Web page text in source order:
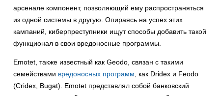
арсенале компонент, позволяющий ему распространяться
из одной системы в другую. Опираясь на успех этих
кампаний, киберпреступники ищут способы добавить такой
функционал в свои вредоносные программы.
Emotet, также известный как Geodo, связан с такими
семействами вредоносных программ, как Dridex и Feodo
(Cridex, Bugat). Emotet представлял собой банковский